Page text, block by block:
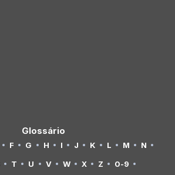
Glossário
F G H I J K L M
N
T U V W X Z 0-9